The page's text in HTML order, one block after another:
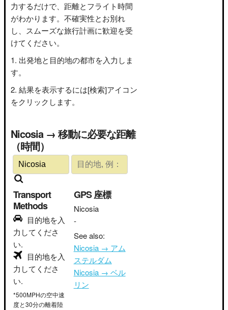
力するだけで、距離とフライト時間
がわかります。不確実性とお別れ
し、スムーズな旅行計画に歓迎を受
けてください。
出発地と目的地の都市を入力しま
す。
結果を表示するには[検索]アイコン
をクリックします。
Nicosia → 移動に必要な距離
（時間）
Transport
Methods
目的地を入
力してくださ
い.
目的地を入
力してくださ
い.
*500MPHの空中速
度と30分の離着陸
GPS 座標
Nicosia
-
See also:
Nicosia → アム
ステルダム
Nicosia → ベル
リン